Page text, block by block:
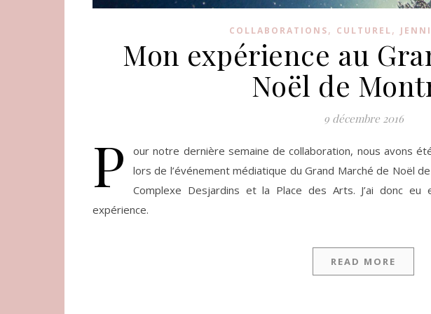
COLLABORATIONS, CULTUREL,
Mon expérience au
Noël de
9 décembre 2016
P
our notre dernière semaine de collaboration, nous avons
lors de l’événement médiatique du Grand Marché de Noël
Complexe Desjardins et la Place des Arts. J’ai donc
expérience.
READ MORE